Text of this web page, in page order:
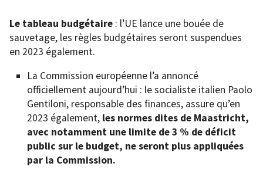
Le tableau budgétaire : l’UE lance une bouée de
sauvetage, les règles budgétaires seront suspendues
en 2023 également.
La Commission européenne l’a annoncé
officiellement aujourd’hui : le socialiste italien Paolo
Gentiloni, responsable des finances, assure qu’en
2023 également, les normes dites de Maastricht,
avec notamment une limite de 3 % de déficit
public sur le budget, ne seront plus appliquées
par la Commission.